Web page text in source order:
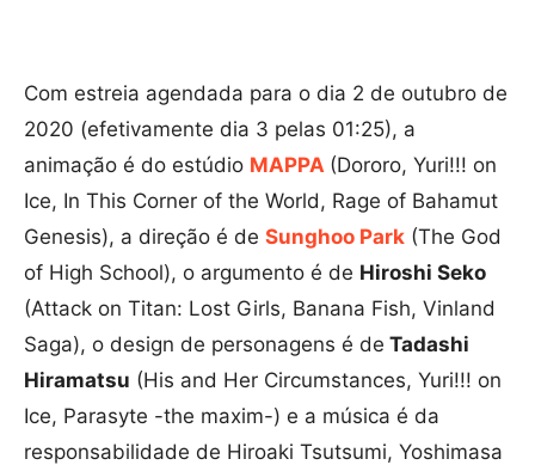
Com estreia agendada para o dia 2 de outubro de
2020 (efetivamente dia 3 pelas 01:25), a
animação é do estúdio MAPPA (Dororo, Yuri!!! on
Ice, In This Corner of the World, Rage of Bahamut
Genesis), a direção é de Sunghoo Park (The God
of High School), o argumento é de Hiroshi Seko
(Attack on Titan: Lost Girls, Banana Fish, Vinland
Saga), o design de personagens é de Tadashi
Hiramatsu (His and Her Circumstances, Yuri!!! on
Ice, Parasyte -the maxim-) e a música é da
responsabilidade de Hiroaki Tsutsumi, Yoshimasa